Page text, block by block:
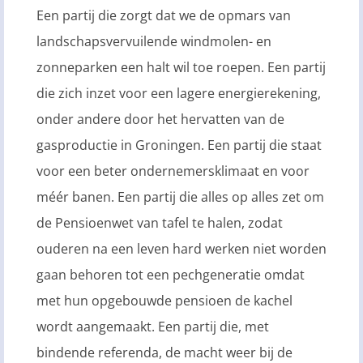
Een partij die zorgt dat we de opmars van
landschapsvervuilende windmolen- en
zonneparken een halt wil toe roepen. Een partij
die zich inzet voor een lagere energierekening,
onder andere door het hervatten van de
gasproductie in Groningen. Een partij die staat
voor een beter ondernemersklimaat en voor
méér banen. Een partij die alles op alles zet om
de Pensioenwet van tafel te halen, zodat
ouderen na een leven hard werken niet worden
gaan behoren tot een pechgeneratie omdat
met hun opgebouwde pensioen de kachel
wordt aangemaakt. Een partij die, met
bindende referenda, de macht weer bij de